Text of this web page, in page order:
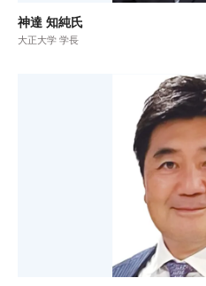
神達 知純氏
大正大学 学長